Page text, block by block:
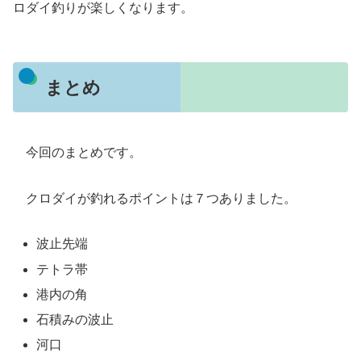
ロダイ釣りが楽しくなります。
まとめ
今回のまとめです。
クロダイが釣れるポイントは７つありました。
波止先端
テトラ帯
港内の角
石積みの波止
河口